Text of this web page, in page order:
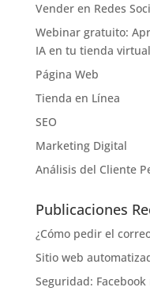
Vender en Redes
Webinar gratuito:
IA en tu tienda virtual
Página Web
Tienda en Línea
SEO
Marketing Digital
Análisis del Cliente
Publicaciones
¿Cómo pedir el
Sitio web
Seguridad: